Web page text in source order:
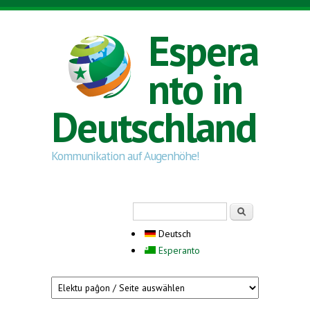
Direkt zum Inhalt
Espera
nto in
Deutschland
Kommunikation auf Augenhöhe!
Deutsch
Esperanto